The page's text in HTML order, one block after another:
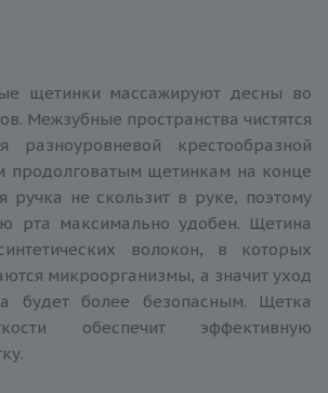
щетинки массажируют десны во
Межзубные пространства чистятся
разноуровневой крестообразной
продолговатым щетинкам на конце
ручка не скользит в руке, поэтому
рта максимально удобен. Щетина
волокон, в которых
микроорганизмы, а значит уход
будет более безопасным. Щетка
обеспечит эффективную